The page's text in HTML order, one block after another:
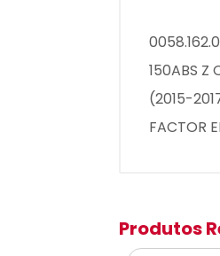
150ABS Z
(2015-
FACTOR
Produtos